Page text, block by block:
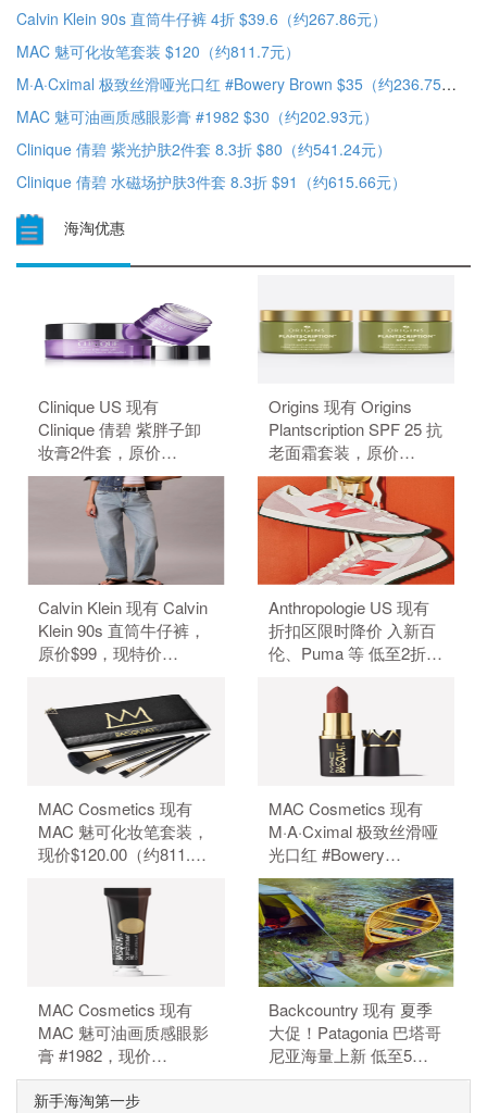
Calvin Klein 90s 直筒牛仔裤 4折 $39.6（约267.86元）
MAC 魅可化妆笔套装 $120（约811.7元）
M·A·Cximal 极致丝滑哑光口红 #Bowery Brown $35（约236.75元）
MAC 魅可油画质感眼影膏 #1982 $30（约202.93元）
Clinique 倩碧 紫光护肤2件套 8.3折 $80（约541.24元）
Clinique 倩碧 水磁场护肤3件套 8.3折 $91（约615.66元）
海淘优惠
Clinique US 现有
Clinique 倩碧 紫胖子卸
妆膏2件套，原价
$59.00，现特价
$44.00（约297.68
元）。 无需使用优惠
Origins 现有 Origins
Plantscription SPF 25 抗
老面霜套装，原价
$156.00，现特价
$132.00（约893.42
元）。 无需使用优惠
Calvin Klein 现有 Calvin
Klein 90s 直筒牛仔裤，
原价$99，现特价
无需使用优惠码。
Anthropologie US 现有
折扣区限时降价 入新百
伦、Puma 等 低至2折
MAC Cosmetics 现有
MAC 魅可化妆笔套装，
现价$120.00（约811.70
MAC Cosmetics 现有
M·A·Cximal 极致丝滑哑
光口红 #Bowery
Brown，现价$35.00（约
236.75元）。 无需使用
优惠码。
MAC Cosmetics 现有
MAC 魅可油画质感眼影
膏 #1982，现价
$30.00（约202.93
元）。 无需使用优惠
Backcountry 现有 夏季
大促！Patagonia 巴塔哥
尼亚海量上新 低至5
折。 无需使用优惠码。
新手海淘第一步